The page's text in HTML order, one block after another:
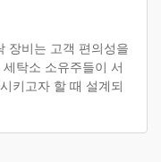
장비는 고객 편의성을
탁소 소유주들이 서
키고자 할 때 설계되